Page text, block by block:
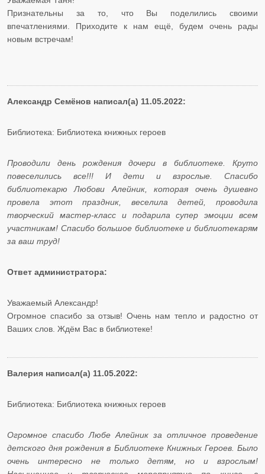
Признательны за то, что Вы поделились своими
впечатлениями. Приходите к нам ещё, будем очень рады
новым встречам!
Александр Семёнов написал(а) 11.05.2022:
Библиотека: Библиотека книжных героев
Проводили день рождения дочери в библиотеке. Круто
повеселились все!!! И дети и взрослые. Спасибо
библиотекарю Любови Алейник, которая очень душевно
провела этот праздник, веселила детей, проводила
творческий мастер-класс и подарила супер эмоции всем
участникам! Спасибо большое библиотеке и библиотекарям
за ваш труд!
Ответ администратора:
Уважаемый Александр!
Огромное спасибо за отзыв! Очень нам тепло и радостно от
Ваших слов. Ждём Вас в библиотеке!
Валерия написал(а) 11.05.2022:
Библиотека: Библиотека книжных героев
Огромное спасибо Любе Алейник за отличное проведение
детского дня рождения в Библиотеке Книжных Героев. Было
очень интересно не только детям, но и взрослым!